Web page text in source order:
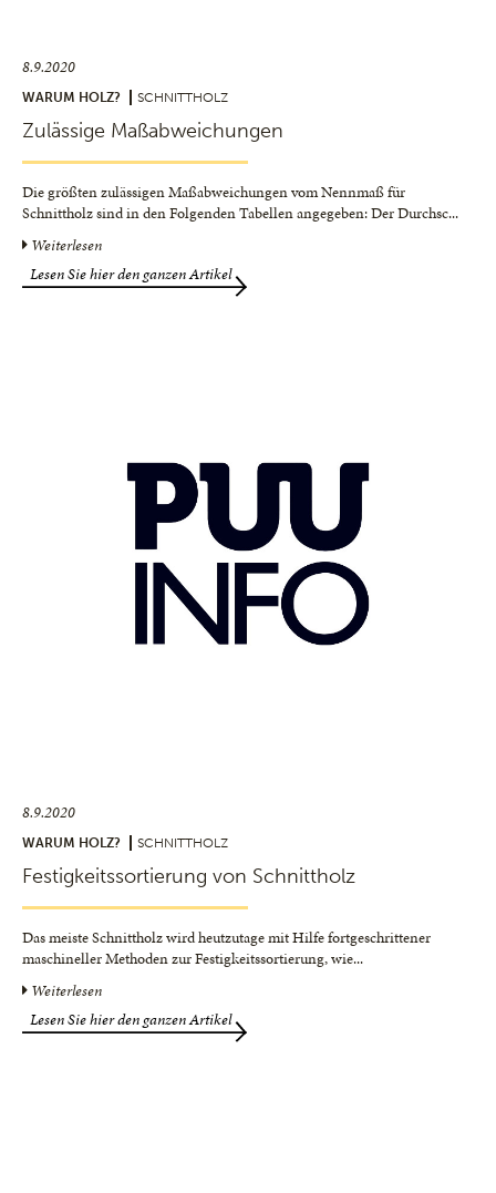
8.9.2020
WARUM HOLZ? SCHNITTHOLZ
Zulässige Maßabweichungen
Die größten zulässigen Maßabweichungen vom Nennmaß für
Schnittholz sind in den Folgenden Tabellen angegeben: Der Durchsc...
Weiterlesen
Lesen Sie hier den ganzen Artikel
8.9.2020
WARUM HOLZ? SCHNITTHOLZ
Festigkeitssortierung von Schnittholz
Das meiste Schnittholz wird heutzutage mit Hilfe fortgeschrittener
maschineller Methoden zur Festigkeitssortierung, wie...
Weiterlesen
Lesen Sie hier den ganzen Artikel